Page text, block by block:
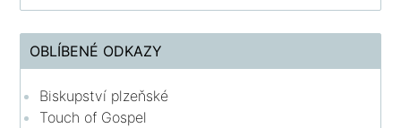
OBLÍBENÉ ODKAZY
Biskupství plzeňské
Touch of Gospel